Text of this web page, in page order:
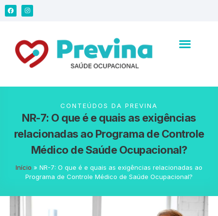
CONTEÚDOS DA PREVINA
NR-7: O que é e quais as exigências
relacionadas ao Programa de Controle
Médico de Saúde Ocupacional?
Início » NR-7: O que é e quais as exigências relacionadas ao
Programa de Controle Médico de Saúde Ocupacional?